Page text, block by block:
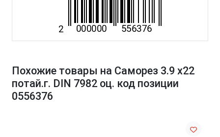
Похожие товары на Саморез 3.9 х22
потай.г. DIN 7982 оц. код позиции
0556376